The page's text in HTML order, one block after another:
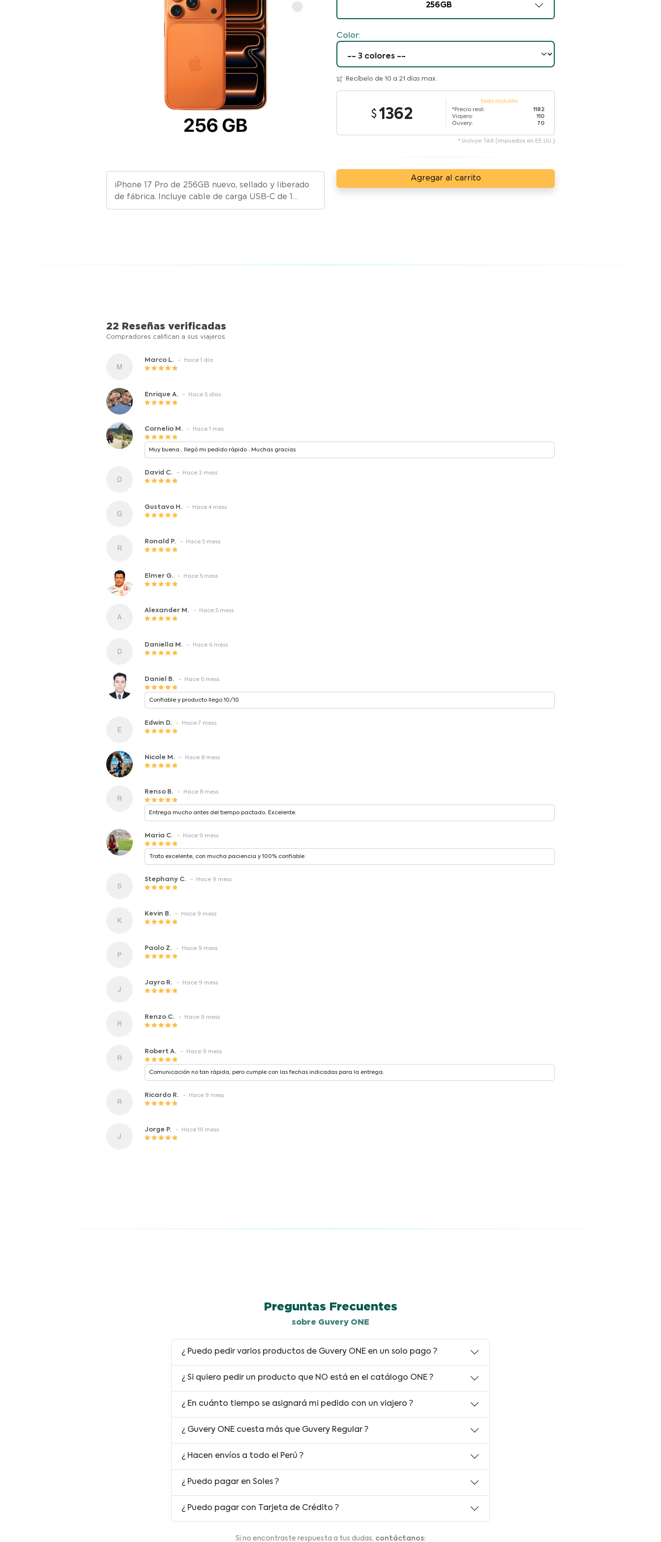
iPhone 17 Pro de 256GB nuevo, sellado y liberado
de fábrica. Incluye cable de carga USB-C de 1
metro.
256GB
Color:
Recíbelo de 10 a 21 días max.
1362
todo incluído
*Precio real:
Viajero:
Guvery:
1182
110
70
* Incluye TAX (impuestos en EE.UU.)
Agregar al carrito
22 Reseñas verificadas
Compradores califican a sus viajeros
Marco L. - Hace 1 día
Enrique A. - Hace 5 días
Cornelio M. - Hace 1 mes
Muy buena , llegó mi pedido rápido . Muchas gracias
David C. - Hace 2 mess
Gustavo H. - Hace 4 mess
Ronald P. - Hace 5 mess
Elmer G. - Hace 5 mess
Alexander M. - Hace 5 mess
Daniella M. - Hace 6 mess
Daniel B. - Hace 6 mess
Confiable y producto llego 10/10
Edwin D. - Hace 7 mess
Nicole M. - Hace 8 mess
Renso B. - Hace 8 mess
Entrega mucho antes del tiempo pactado. Excelente.
Maria C. - Hace 9 mess
Trato excelente, con mucha paciencia y 100% confiable
Stephany C. - Hace 9 mess
Kevin B. - Hace 9 mess
Paolo Z. - Hace 9 mess
Jayro R. - Hace 9 mess
Renzo C. - Hace 9 mess
Robert A. - Hace 9 mess
Comunicación no tan rápida, pero cumple con las fechas indicadas para la entrega.
Ricardo R. - Hace 9 mess
Jorge P. - Hace 10 mess
Preguntas Frecuentes
sobre Guvery ONE
¿ Puedo pedir varios productos de Guvery ONE en un solo pago ?
¿ Si quiero pedir un producto que NO está en el catálogo ONE ?
¿ En cuánto tiempo se asignará mi pedido con un viajero ?
¿ Guvery ONE cuesta más que Guvery Regular ?
¿ Hacen envíos a todo el Perú ?
¿ Puedo pagar en Soles ?
¿ Puedo pagar con Tarjeta de Crédito ?
Si no encontraste respuesta a tus dudas, contáctanos: